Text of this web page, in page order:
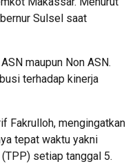
Sulsel saat
maupun Non ASN.
terhadap kinerja
Fakrulloh, mengingatkan
tepat waktu yakni
setiap tanggal 5.